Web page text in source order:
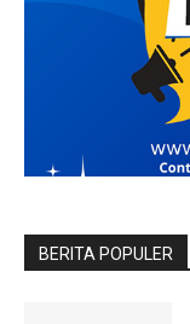
BERITA POPULER